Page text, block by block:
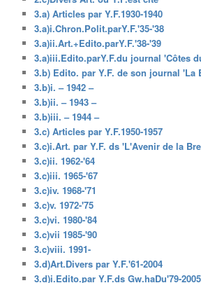
3.a) Articles par Y.F.1930-1940
3.a)i.Chron.Polit.parY.F.'35-'38
3.a)ii.Art.+Edito.parY.F.'38-'39
3.a)iii.Edito.parY.F.du journal 'Côtes
3.b) Edito. par Y.F. de son journal 'La
3.b)i. – 1942 –
3.b)ii. – 1943 –
3.b)iii. – 1944 –
3.c) Articles par Y.F.1950-1957
3.c)i.Art. par Y.F. ds 'L'Avenir de la
3.c)ii. 1962-'64
3.c)iii. 1965-'67
3.c)iv. 1968-'71
3.c)v. 1972-'75
3.c)vi. 1980-'84
3.c)vii 1985-'90
3.c)viii. 1991-
3.d)Art.Divers par Y.F.'61-2004
3.d)i.Edito.par Y.F.ds Gw.haDu'79-2005